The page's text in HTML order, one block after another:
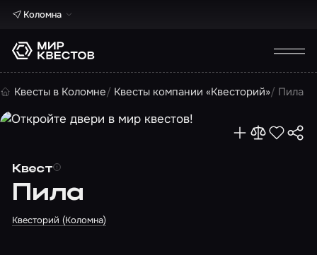
Коломна
Квесты в Коломне Квесты компании «Квесторий» Пила
Квест
Пила
Квесторий (Коломна)